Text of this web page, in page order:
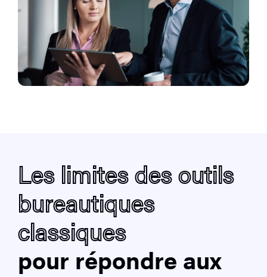
Les limites des outils
bureautiques
classiques
pour répondre aux